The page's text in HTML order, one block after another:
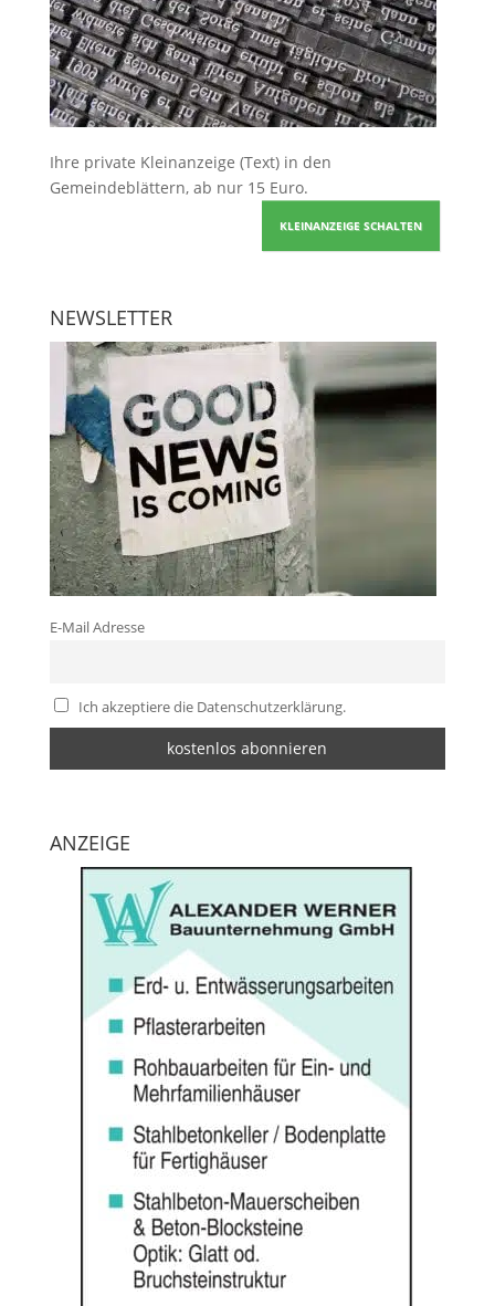
Ihre private Kleinanzeige (Text) in den
Gemeindeblättern, ab nur 15 Euro.
KLEINANZEIGE SCHALTEN
NEWSLETTER
E-Mail Adresse
Ich akzeptiere die Datenschutzerklärung.
ANZEIGE